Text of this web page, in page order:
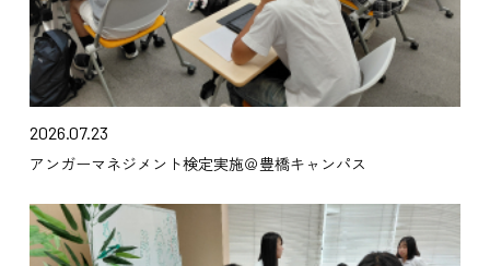
2026.07.23
アンガーマネジメント検定実施＠豊橋キャンパス